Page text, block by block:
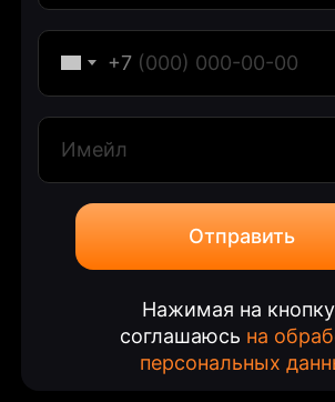
+7
Отправить
Нажимая на
соглашаюсь на
персональных